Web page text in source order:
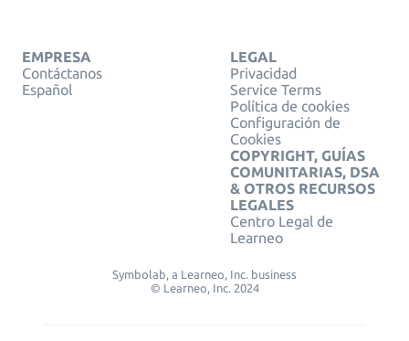
EMPRESA
Contáctanos
Español
LEGAL
Privacidad
Service Terms
Política de cookies
Configuración de
Cookies
COPYRIGHT, GUÍAS
COMUNITARIAS, DSA
& OTROS RECURSOS
LEGALES
Centro Legal de
Learneo
Symbolab, a Learneo, Inc. business
© Learneo, Inc. 2024